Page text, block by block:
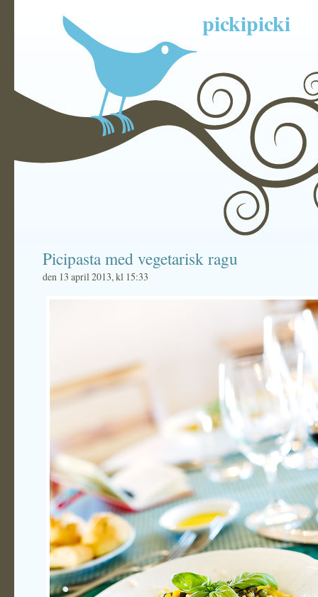
pickipicki
Picipasta med vegetarisk ragu
den 13 april 2013, kl 15:33